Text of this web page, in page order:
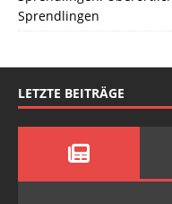
Sprendlingen
LETZTE BEITRÄGE